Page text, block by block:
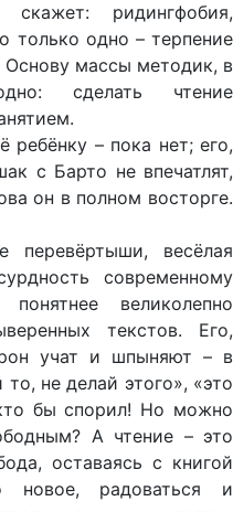
ридингфобия,
только одно – терпение
Основу массы методик, в
сделать чтение
ребёнку – пока нет; его,
с Барто не впечатлят,
он в полном восторге.
перевёртыши, весёлая
современному
великолепно
текстов. Его,
учат и шпыняют – в
не делай этого», «это
бы спорил! Но можно
А чтение – это
оставаясь с книгой
новое, радоваться и